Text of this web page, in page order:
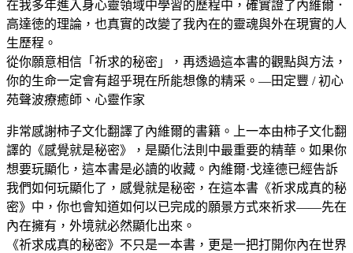
在我多年進入身心靈領域中學習的歷程中，確實證了內維爾．
高達徳的理論，也真實的改變了我內在的靈魂與外在現實的人
生歷程。
從你願意相信「祈求的秘密」，再透過這本書的觀點與方法，
你的生命一定會有超乎現在所能想像的精采。—田定豐 / 初心
苑聲波療癒師、心靈作家
非常感謝柿子文化翻譯了內維爾的書籍。上一本由柿子文化翻
譯的《感覺就是秘密》，是顯化法則中最重要的精華。如果你
想要玩顯化，這本書是必讀的收藏。內維爾·戈達德已經告訴
我們如何玩顯化了，感覺就是秘密，在這本書《祈求成真的秘
密》中，你也會知道如何以已完成的願景方式來祈求——先在
內在擁有，外境就必然顯化出來。
《祈求成真的秘密》不只是一本書，更是一把打開你內在世界